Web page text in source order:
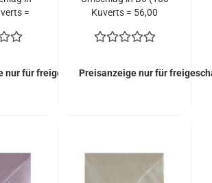
=
nur für freigeschaltete Kunden
Kuverts = 56,00
Preisanzeige nur für